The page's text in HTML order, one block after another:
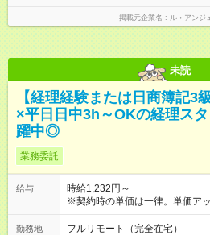
掲載元企業名 ル・アンジ
未読
【経理経験または日商簿記3
×平日日中3h～OKの経理ス
躍中◎
業務委託
給与
時給1,232円～
※契約時の単価は一律。単価アップあり。 【試
間なし
勤務地
フルリモート（完全在宅）